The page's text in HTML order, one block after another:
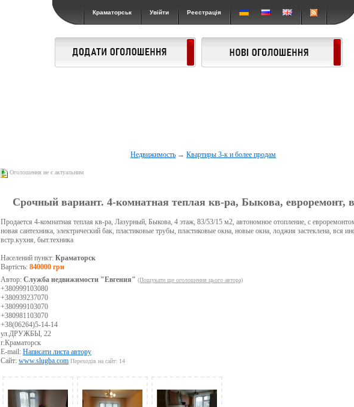
Краматорськ Увійти Реєстрація
Недвижимость →Квартиры 3-к и более продам
Оголошення не є актуальним
Срочный вариант. 4-комнатная теплая кв-ра, Быкова, евроремонт,
Продается 4-комнатная теплая кв-ра, Лазурный, Быкова, 4 этаж, 83/53/15 м2, автономное отопление, с
новая сантехника, электрический бак, пластиковые трубы, пластиковые окна, новые окна, лоджия застеклена, вся
встр.кухня, быт.техника
Населений пункт: Краматорск
Вартість: 840000 грн
Автор: Служба недвижимости "Евгения" (Пошукати ще оголошення цього автора)
+380999103080
+380939237070
+380999103070
+380981103070
+38(06264)5-14-14
ул.ДРУЖБЫ, 22
г.Краматорск
E-mail: Написати листа автору
Сайт: www.slugba.com Переходів на сайт: 14